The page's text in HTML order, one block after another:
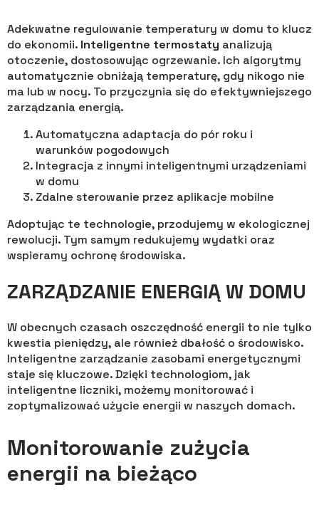
Adekwatne regulowanie temperatury w domu to klucz
do ekonomii. Inteligentne termostaty analizują
otoczenie, dostosowując ogrzewanie. Ich algorytmy
automatycznie obniżają temperaturę, gdy nikogo nie
ma lub w nocy. To przyczynia się do efektywniejszego
zarządzania energią.
Automatyczna adaptacja do pór roku i
warunków pogodowych
Integracja z innymi inteligentnymi urządzeniami
w domu
Zdalne sterowanie przez aplikacje mobilne
Adoptując te technologie, przodujemy w ekologicznej
rewolucji. Tym samym redukujemy wydatki oraz
wspieramy ochronę środowiska.
ZARZĄDZANIE ENERGIĄ W DOMU
W obecnych czasach oszczędność energii to nie tylko
kwestia pieniędzy, ale również dbałość o środowisko.
Inteligentne zarządzanie zasobami energetycznymi
staje się kluczowe. Dzięki technologiom, jak
inteligentne liczniki, możemy monitorować i
zoptymalizować użycie energii w naszych domach.
Monitorowanie zużycia
energii na bieżąco